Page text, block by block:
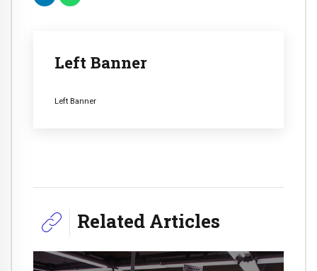
Left Banner
Left Banner
Related Articles